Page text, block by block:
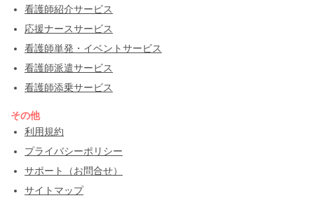
看護師紹介サービス
応援ナースサービス
看護師単発・イベントサービス
看護師派遣サービス
看護師添乗サービス
その他
利用規約
プライバシーポリシー
サポート（お問合せ）
サイトマップ